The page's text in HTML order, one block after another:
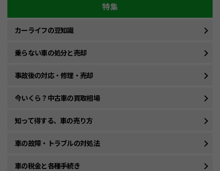
特集
カーライフの豆知識
乗らない車の処分と売却
事故後の対応・修理・売却
今いくら？中古車の買取相場
知って得する、車の売り方
車の故障・トラブルの対処法
車の税金と各種手続き